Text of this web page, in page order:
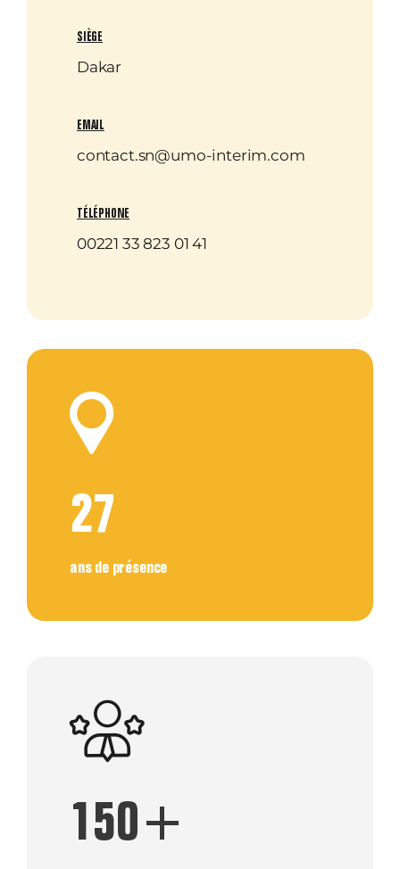
SIÈGE
Dakar
EMAIL
contact.sn@umo-interim.com
TÉLÉPHONE
00221 33 823 01 41
27
ans de présence
150+